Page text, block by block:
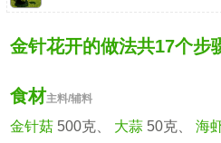
金针花开的做法共17个步
食材主料/辅料
金针菇 500克、 大蒜 50克、海